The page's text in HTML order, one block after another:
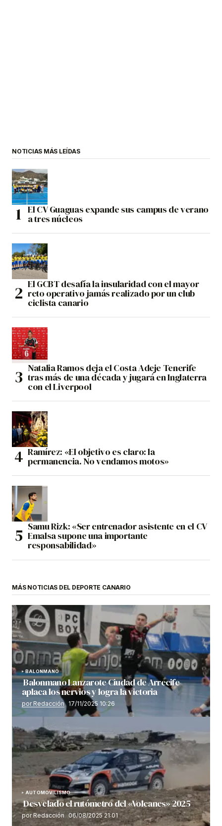
NOTICIAS MÁS LEÍDAS
El CV Guaguas expande sus campus de verano
a tres núcleos
El GCBT desafía la insularidad con el mayor
reto operativo jamás realizado por un club
ciclista canario
Natalia Ramos deja el Costa Adeje Tenerife
tras más de una década y jugará en Inglaterra
con el Liverpool
Ramírez: «El objetivo es claro: la
permanencia. No vendamos motos»
Samu Rizk: «Ser entrenador asistente en el CV
Emalsa supone una importante
responsabilidad»
MÁS NOTICIAS DEL DEPORTE CANARIO
BALONMANO
Balonmano Lanzarote Ciudad de Arrecife
aplaca los nervios y logra la victoria
por Redacción 17/11/2025 10:26
AUTOMOVILISMO
Desvelado el rutómetro del «Volcanes» 2025
por Redacción 06/08/2025 21:01